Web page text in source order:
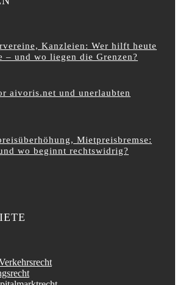
Kanzleien: Wer hilft heute
– und wo liegen die Grenzen?
aivoris.net und unerlaubten
Mietpreisbremse:
wo beginnt rechtswidrig?